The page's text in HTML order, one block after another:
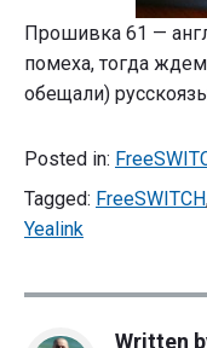
Прошивка 61 —
помеха, тогда
обещали)
Posted in:
Tagged: FreeSWITCH
Yealink
Written